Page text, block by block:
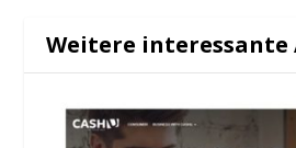
Weitere